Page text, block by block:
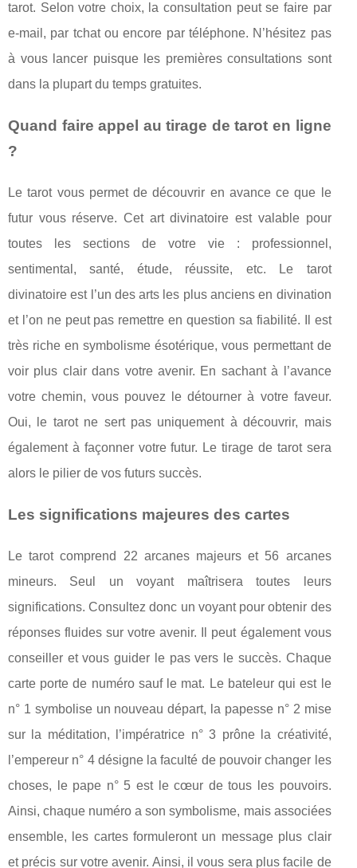
tarot. Selon votre choix, la consultation peut se faire par
e-mail, par tchat ou encore par téléphone. N’hésitez pas
à vous lancer puisque les premières consultations sont
dans la plupart du temps gratuites.
Quand faire appel au tirage de tarot en ligne
?
Le tarot vous permet de découvrir en avance ce que le
futur vous réserve. Cet art divinatoire est valable pour
toutes les sections de votre vie : professionnel,
sentimental, santé, étude, réussite, etc. Le tarot
divinatoire est l’un des arts les plus anciens en divination
et l’on ne peut pas remettre en question sa fiabilité. Il est
très riche en symbolisme ésotérique, vous permettant de
voir plus clair dans votre avenir. En sachant à l’avance
votre chemin, vous pouvez le détourner à votre faveur.
Oui, le tarot ne sert pas uniquement à découvrir, mais
également à façonner votre futur. Le tirage de tarot sera
alors le pilier de vos futurs succès.
Les significations majeures des cartes
Le tarot comprend 22 arcanes majeurs et 56 arcanes
mineurs. Seul un voyant maîtrisera toutes leurs
significations. Consultez donc un voyant pour obtenir des
réponses fluides sur votre avenir. Il peut également vous
conseiller et vous guider le pas vers le succès. Chaque
carte porte de numéro sauf le mat. Le bateleur qui est le
n° 1 symbolise un nouveau départ, la papesse n° 2 mise
sur la méditation, l’impératrice n° 3 prône la créativité,
l’empereur n° 4 désigne la faculté de pouvoir changer les
choses, le pape n° 5 est le cœur de tous les pouvoirs.
Ainsi, chaque numéro a son symbolisme, mais associées
ensemble, les cartes formuleront un message plus clair
et précis sur votre avenir. Ainsi, il vous sera plus facile de